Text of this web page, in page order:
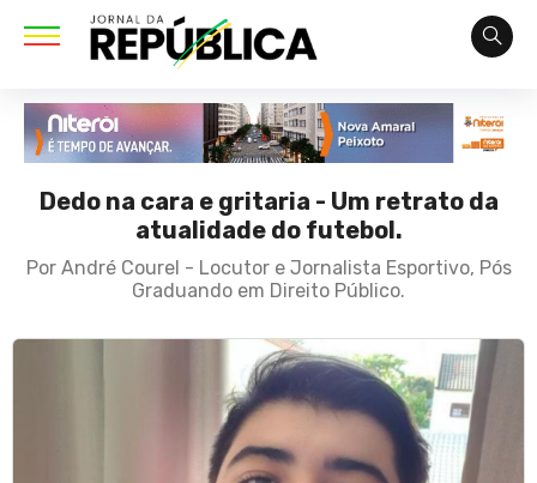
Dedo na cara e gritaria - Um retrato da
atualidade do futebol.
Por André Courel - Locutor e Jornalista Esportivo, Pós
Graduando em Direito Público.